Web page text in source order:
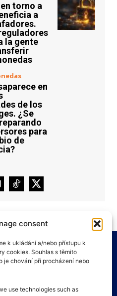
consent
k ukládání a/nebo přístupu k
cookies. Souhlas s těmito
je chování při procházení nebo
use technologies such as
torno a
a
la gente
en
de los
¿Se
para
de